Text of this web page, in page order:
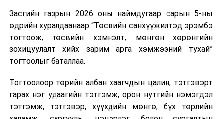
Шинэ хууль Францын зах зээлд үйлчилдэг гадаадын
дуудлагын төвүүдэд нөлөөлөхөөр байна. Тухайлбал,
Мароккогийн дуудлагын төвүүдийн орлогын 80 гаруй
хувь Францын зах зээлээс бүрддэг бөгөөд тус улсын
40–50 мянган ажлын байр эрсдэлд орж болзошгүйг
Засгийн газрын 2026 оны наймдугаар сарын 5-ны
өдрийн хуралдаанаар “Төсвийн санхүүжилтэд эрэмбэ
тогтоож, төсвийн хэмнэлт, мөнгөн хөрөнгийн
зохицуулалт хийх зарим арга хэмжээний тухай”
тогтоолыг баталлаа.
Тогтоолоор төрийн албан хаагчдын цалин, тэтгэвэрт
гарах нэг удаагийн тэтгэмж, орон нутгийн нэмэгдэл
тэтгэмж, тэтгэвэр, хүүхдийн мөнгө, бүх төрлийн